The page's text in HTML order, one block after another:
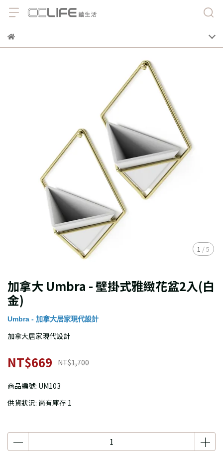
1 /5
加拿大 Umbra - 壁掛式雅緻花盆2入(白
金)
Umbra - 加拿大居家現代設計
加拿大居家現代設計
NT$669 NT$1,700
商品編號: UM103
供貨狀況: 尚有庫存 1